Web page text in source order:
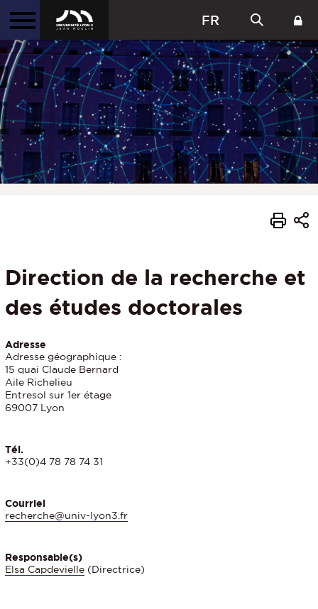
FR
Direction de la recherche et
des études doctorales
Adresse
Adresse géographique :
15 quai Claude Bernard
Aile Richelieu
Entresol sur 1er étage
69007 Lyon
Tél.
+33(0)4 78 78 74 31
Courriel
recherche@univ-lyon3.fr
Responsable(s)
Elsa Capdevielle (Directrice)